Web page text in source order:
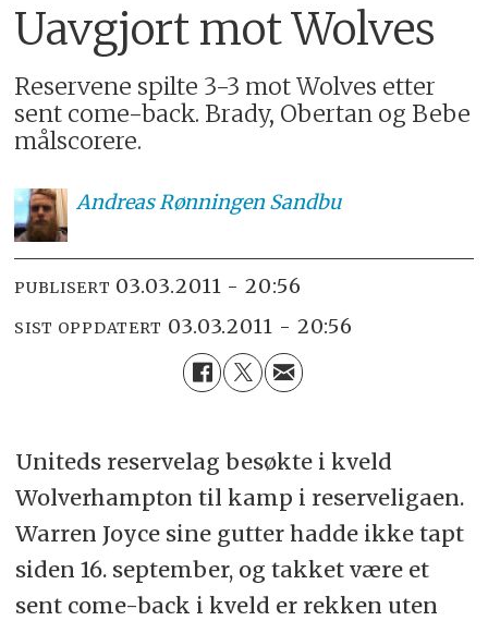
Uavgjort mot Wolves
Reservene spilte 3-3 mot Wolves etter
sent come-back. Brady, Obertan og Bebe
målscorere.
AndreasRønningen Sandbu
PUBLISERT 03.03.2011 - 20:56
SIST OPPDATERT 03.03.2011 - 20:56
Uniteds reservelag besøkte i kveld
Wolverhampton til kamp i reserveligaen.
Warren Joyce sine gutter hadde ikke tapt
siden 16. september, og takket være et
sent come-back i kveld er rekken uten